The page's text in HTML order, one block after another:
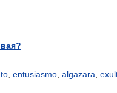
entusiasmo algazara